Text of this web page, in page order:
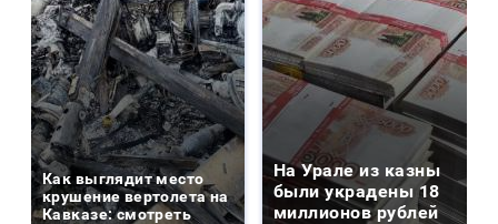
Как выглядит место
крушение вертолета на
Кавказе: смотреть
На Урале из казны
были украдены 18
миллионов рублей